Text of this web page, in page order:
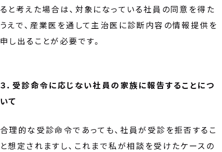
ると考えた場合は、対象になっている社員の同意を得た
うえで、産業医を通して主治医に診断内容の情報提供を
申し出ることが必要です。
３．受診命令に応じない社員の家族に報告することにつ
いて
合理的な受診命令であっても、社員が受診を拒否するこ
と想定されますし、これまで私が相談を受けたケースの